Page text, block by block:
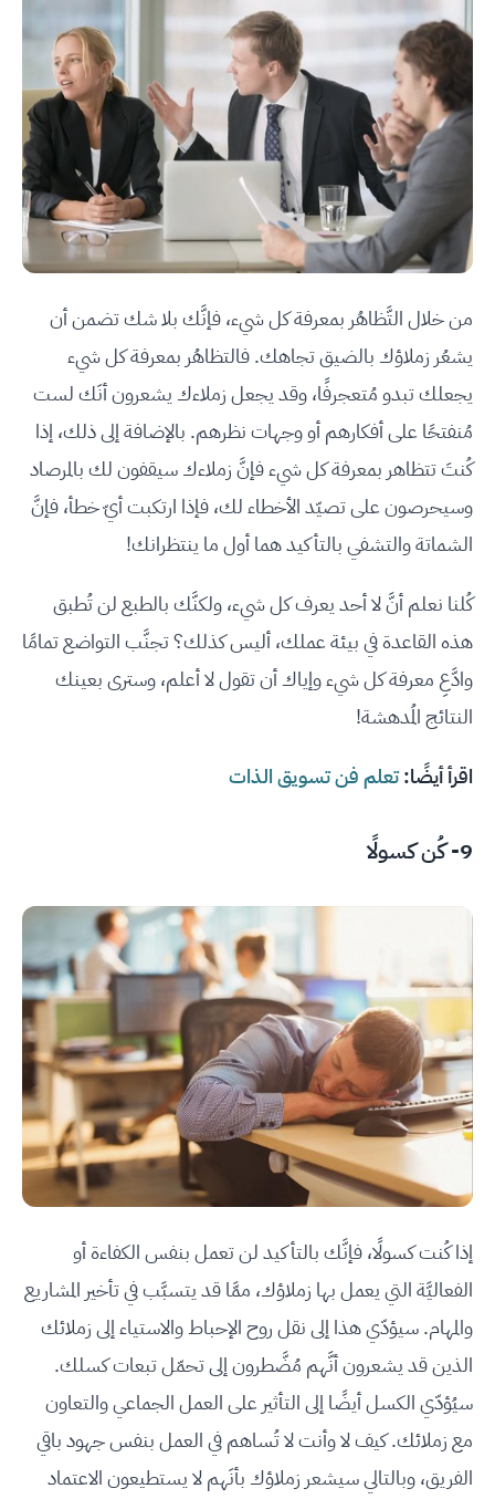
من خلال التَّظاهُر بمعرفة كل شيء، فإنَّك بلا شك تضمن أن
يشعُر زملاؤك بالضيق تجاهك. فالتظاهُر بمعرفة كل شيء
يجعلك تبدو مُتعجرفًا، وقد يجعل زملاءك يشعرون أنَك لست
مُنفتحًا على أفكارهم أو وجهات نظرهم. بالإضافة إلى ذلك، إذا
كُنتَ تتظاهر بمعرفة كل شيء فإنَّ زملاءك سيقفون لك بالمرصاد
وسيحرصون على تصيّد الأخطاء لك، فإذا ارتكبت أيّ خطأ، فإنَّ
الشماتة والتشفي بالتأكيد هما أول ما ينتظرانك!
كُلنا نعلم أنَّ لا أحد يعرف كل شيء، ولكنَّك بالطبع لن تُطبق
هذه القاعدة في بيئة عملك، أليس كذلك؟ تجنَّب التواضع تمامًا
وادَّعِ معرفة كل شيء وإياك أن تقول لا أعلم، وسترى بعينك
النتائج المُدهشة!
اقرأ أيضًا:تعلم فن تسويق الذات
9- كُن كسولًا
إذا كُنت كسولًا، فإنَّك بالتأكيد لن تعمل بنفس الكفاءة أو
الفعاليَّة التي يعمل بها زملاؤك، ممَّا قد يتسبَّب في تأخير المشاريع
والمهام. سيؤدّي هذا إلى نقل روح الإحباط والاستياء إلى زملائك
الذين قد يشعرون أنَّهم مُضَّطرون إلى تحمّل تبعات كسلك.
سيُؤدّي الكسل أيضًا إلى التأثير على العمل الجماعي والتعاون
مع زملائك. كيف لا وأنت لا تُساهم في العمل بنفس جهود باقي
الفريق، وبالتالي سيشعر زملاؤك بأنَهم لا يستطيعون الاعتماد